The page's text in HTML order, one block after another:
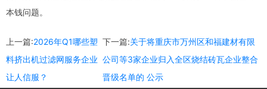
本钱问题。
上一篇:2026年Q1哪些塑
料挤出机过滤网服务企业
让人信服？
下一篇:关于将重庆市万州区和福建材有限
公司等3家企业归入全区烧结砖瓦企业整合
晋级名单的 公示